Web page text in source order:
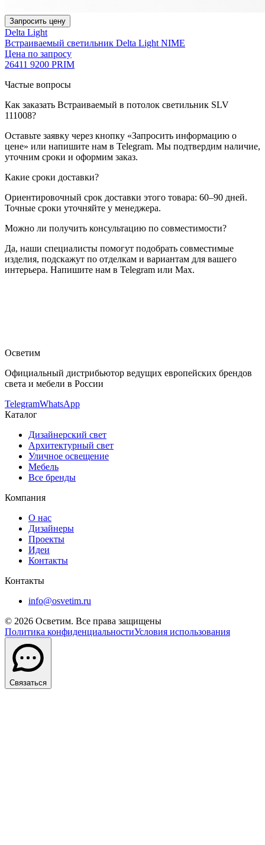
Запросить цену
Delta Light
Встраиваемый светильник Delta Light NIME
Цена по запросу
26411 9200 PRIM
Частые вопросы
Как заказать Встраиваемый в потолок светильник SLV
111008?
Оставьте заявку через кнопку «Запросить информацию о
цене» или напишите нам в Telegram. Мы подтвердим наличие,
уточним сроки и оформим заказ.
Какие сроки доставки?
Ориентировочный срок доставки этого товара: 60–90 дней.
Точные сроки уточняйте у менеджера.
Можно ли получить консультацию по совместимости?
Да, наши специалисты помогут подобрать совместимые
изделия, подскажут по отделкам и вариантам для вашего
интерьера. Напишите нам в Telegram или Max.
Осветим
Официальный дистрибьютор ведущих европейских брендов
света и мебели в России
TelegramWhatsApp
Каталог
Дизайнерский свет
Архитектурный свет
Уличное освещение
Мебель
Все бренды
Компания
О нас
Дизайнеры
Проекты
Идеи
Контакты
Контакты
info@osvetim.ru
© 2026 Осветим. Все права защищены
Политика конфиденциальностиУсловия использования
Связаться